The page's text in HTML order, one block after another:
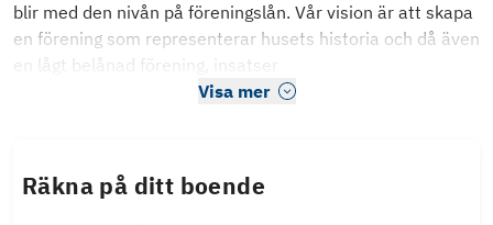
blir med den nivån på föreningslån. Vår vision är att skapa
en förening som representerar husets historia och då även
en lågt belånad förening, insatser
Visa mer
Räkna på ditt boende